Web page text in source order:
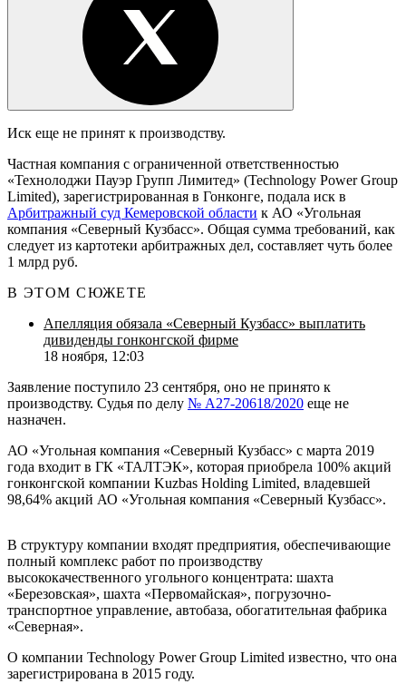
Иск еще не принят к производству.
Частная компания с ограниченной ответственностью
«Технолоджи Пауэр Групп Лимитед» (Technology Power Group
Limited), зарегистрированная в Гонконге, подала иск в
Арбитражный суд Кемеровской области к АО «Угольная
компания «Северный Кузбасс». Общая сумма требований, как
следует из картотеки арбитражных дел, составляет чуть более
1 млрд руб.
В ЭТОМ СЮЖЕТЕ
Апелляция обязала «Северный Кузбасс» выплатить
дивиденды гонконгской фирме
18 ноября, 12:03
Заявление поступило 23 сентября, оно не принято к
производству. Судья по делу № А27-20618/2020 еще не
назначен.
АО «Угольная компания «Северный Кузбасс» с марта 2019
года входит в ГК «ТАЛТЭК», которая приобрела 100% акций
гонконгской компании Kuzbas Holding Limited, владевшей
98,64% акций АО «Угольная компания «Северный Кузбасс».
В структуру компании входят предприятия, обеспечивающие
полный комплекс работ по производству
высококачественного угольного концентрата: шахта
«Березовская», шахта «Первомайская», погрузочно-
транспортное управление, автобаза, обогатительная фабрика
«Северная».
О компании Technology Power Group Limited известно, что она
зарегистрирована в 2015 году.